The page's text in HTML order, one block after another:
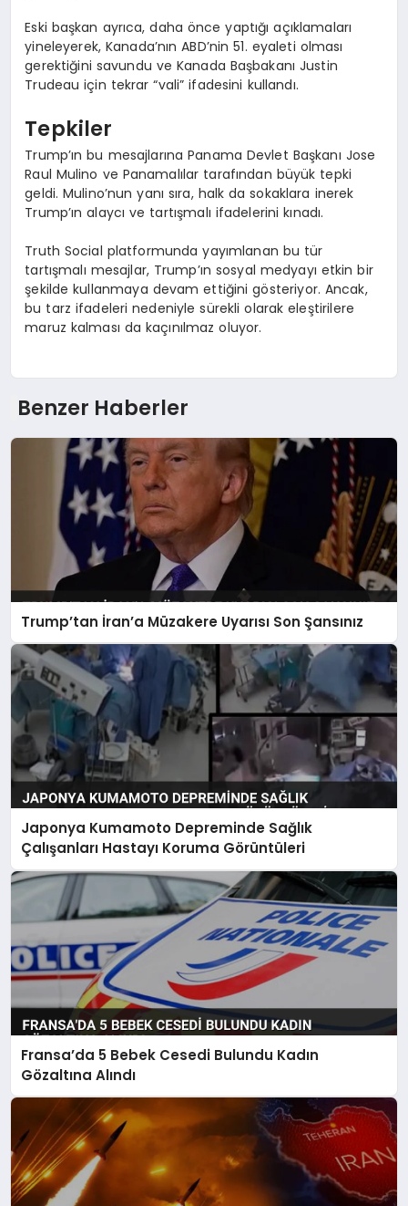
Eski başkan ayrıca, daha önce yaptığı açıklamaları
yineleyerek, Kanada’nın ABD’nin 51. eyaleti olması
gerektiğini savundu ve Kanada Başbakanı Justin
Trudeau için tekrar “vali” ifadesini kullandı.
Tepkiler
Trump’ın bu mesajlarına Panama Devlet Başkanı Jose
Raul Mulino ve Panamalılar tarafından büyük tepki
geldi. Mulino’nun yanı sıra, halk da sokaklara inerek
Trump’ın alaycı ve tartışmalı ifadelerini kınadı.
Truth Social platformunda yayımlanan bu tür
tartışmalı mesajlar, Trump’ın sosyal medyayı etkin bir
şekilde kullanmaya devam ettiğini gösteriyor. Ancak,
bu tarz ifadeleri nedeniyle sürekli olarak eleştirilere
maruz kalması da kaçınılmaz oluyor.
Benzer Haberler
Trump’tan İran’a Müzakere Uyarısı Son Şansınız
Japonya Kumamoto Depreminde Sağlık
Çalışanları Hastayı Koruma Görüntüleri
Fransa’da 5 Bebek Cesedi Bulundu Kadın
Gözaltına Alındı